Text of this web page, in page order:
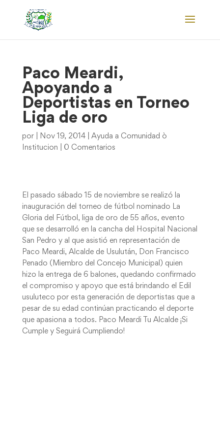
Paco Meardi,
Apoyando a
Deportistas en Torneo
Liga de oro
por Nov 19, 2014| Ayuda a Comunidad ò
Institucion
0 Comentarios
El pasado sábado 15 de noviembre se realizó la
inauguración del torneo de fútbol nominado La
Gloria del Fútbol, liga de oro de 55 años, evento
que se desarrolló en la cancha del Hospital Nacional
San Pedro y al que asistió en representación de
Paco Meardi, Alcalde de Usulután, Don Francisco
Penado (Miembro del Concejo Municipal) quien
hizo la entrega de 6 balones, quedando confirmado
el compromiso y apoyo que está brindando el Edil
usuluteco por esta generación de deportistas que a
pesar de su edad continúan practicando el deporte
que apasiona a todos. Paco Meardi Tu Alcalde ¡Si
Cumple y Seguirá Cumpliendo!